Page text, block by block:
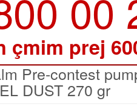
çmim prej
Pre-contest
DUST 270 gr